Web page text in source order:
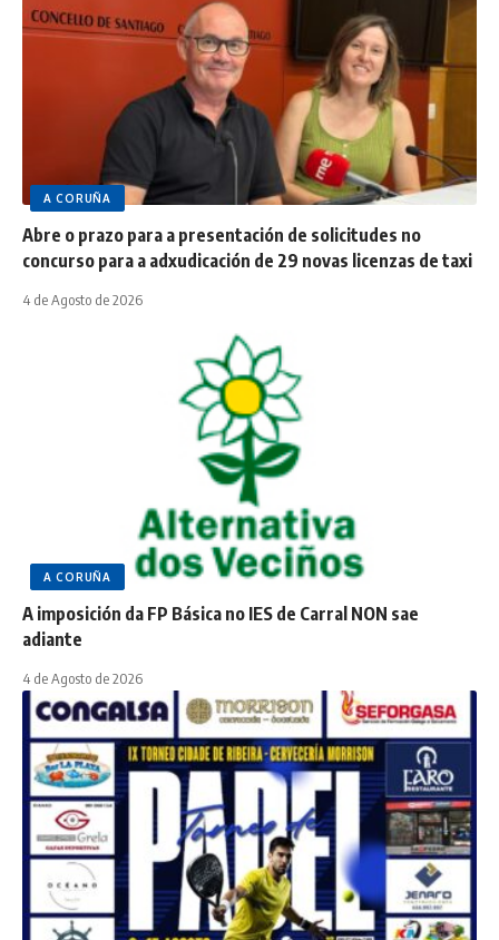
A CORUÑA
Abre o prazo para a presentación de solicitudes no
concurso para a adxudicación de 29 novas licenzas de taxi
4 de Agosto de 2026
A CORUÑA
A imposición da FP Básica no IES de Carral NON sae
adiante
4 de Agosto de 2026